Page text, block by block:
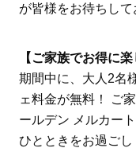
が皆様をお待ちして
【ご家族でお得に楽
期間中に、大人2名
ェ料金が無料！ ご
ールデン メルカー
ひとときをお過ごし